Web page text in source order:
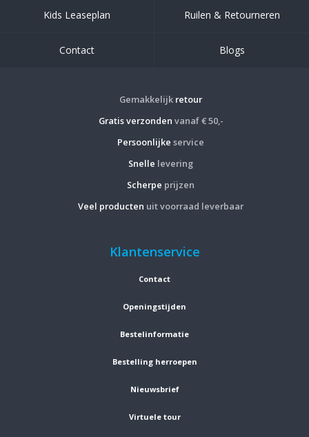
Kids Leaseplan Ruilen & Retourneren
Contact Blogs
Gemakkelijk retour
Gratis verzonden vanaf € 50,-
Persoonlijke service
Snelle levering
Scherpe prijzen
Veel producten uit voorraad leverbaar
Klantenservice
Contact
Openingstijden
Bestelinformatie
Bestelling herroepen
Nieuwsbrief
Virtuele tour